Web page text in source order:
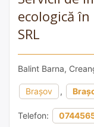
ecologică în
SRL
Balint Barna,
Brașov ,
Telefon: